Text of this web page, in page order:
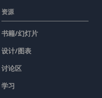
资源
书籍/幻灯片
设计/图表
讨论区
学习